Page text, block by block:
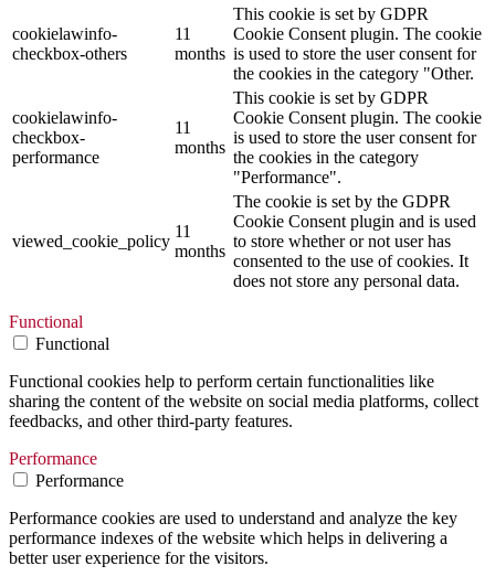
cookielawinfo-
checkbox-others
11
months
This cookie is set by GDPR
Cookie Consent plugin. The cookie
is used to store the user consent for
the cookies in the category "Other.
cookielawinfo-
checkbox-
performance
11
months
This cookie is set by GDPR
Cookie Consent plugin. The cookie
is used to store the user consent for
the cookies in the category
"Performance".
viewed_cookie_policy
11
months
The cookie is set by the GDPR
Cookie Consent plugin and is used
to store whether or not user has
consented to the use of cookies. It
does not store any personal data.
Functional
Functional
Functional cookies help to perform certain functionalities like
sharing the content of the website on social media platforms, collect
feedbacks, and other third-party features.
Performance
Performance
Performance cookies are used to understand and analyze the key
performance indexes of the website which helps in delivering a
better user experience for the visitors.